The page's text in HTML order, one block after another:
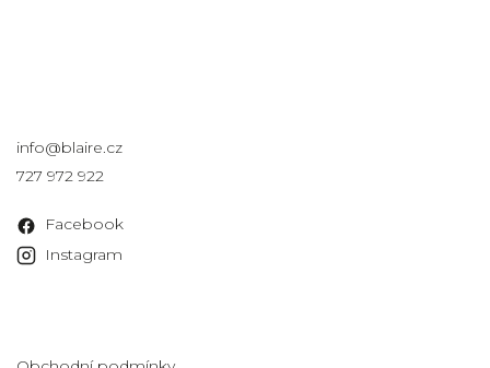
info@blaire.cz
727 972 922
Facebook
Instagram